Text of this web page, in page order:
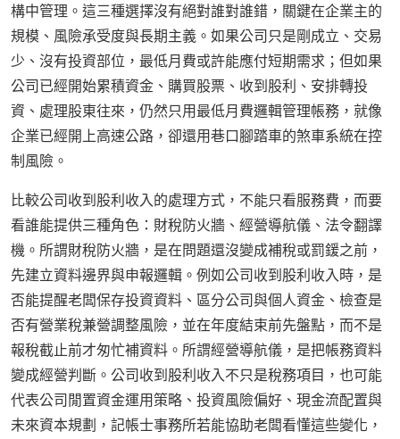
構中管理。這三種選擇沒有絕對誰對誰錯，關鍵在企業主的
規模、風險承受度與長期主義。如果公司只是剛成立、交易
少、沒有投資部位，最低月費或許能應付短期需求；但如果
公司已經開始累積資金、購買股票、收到股利、安排轉投
資、處理股東往來，仍然只用最低月費邏輯管理帳務，就像
企業已經開上高速公路，卻還用巷口腳踏車的煞車系統在控
制風險。
比較公司收到股利收入的處理方式，不能只看服務費，而要
看誰能提供三種角色：財稅防火牆、經營導航儀、法令翻譯
機。所謂財稅防火牆，是在問題還沒變成補稅或罰鍰之前，
先建立資料邊界與申報邏輯。例如公司收到股利收入時，是
否能提醒老闆保存投資資料、區分公司與個人資金、檢查是
否有營業稅兼營調整風險，並在年度結束前先盤點，而不是
報稅截止前才匆忙補資料。所謂經營導航儀，是把帳務資料
變成經營判斷。公司收到股利收入不只是稅務項目，也可能
代表公司閒置資金運用策略、投資風險偏好、現金流配置與
未來資本規劃，記帳士事務所若能協助老闆看懂這些變化，